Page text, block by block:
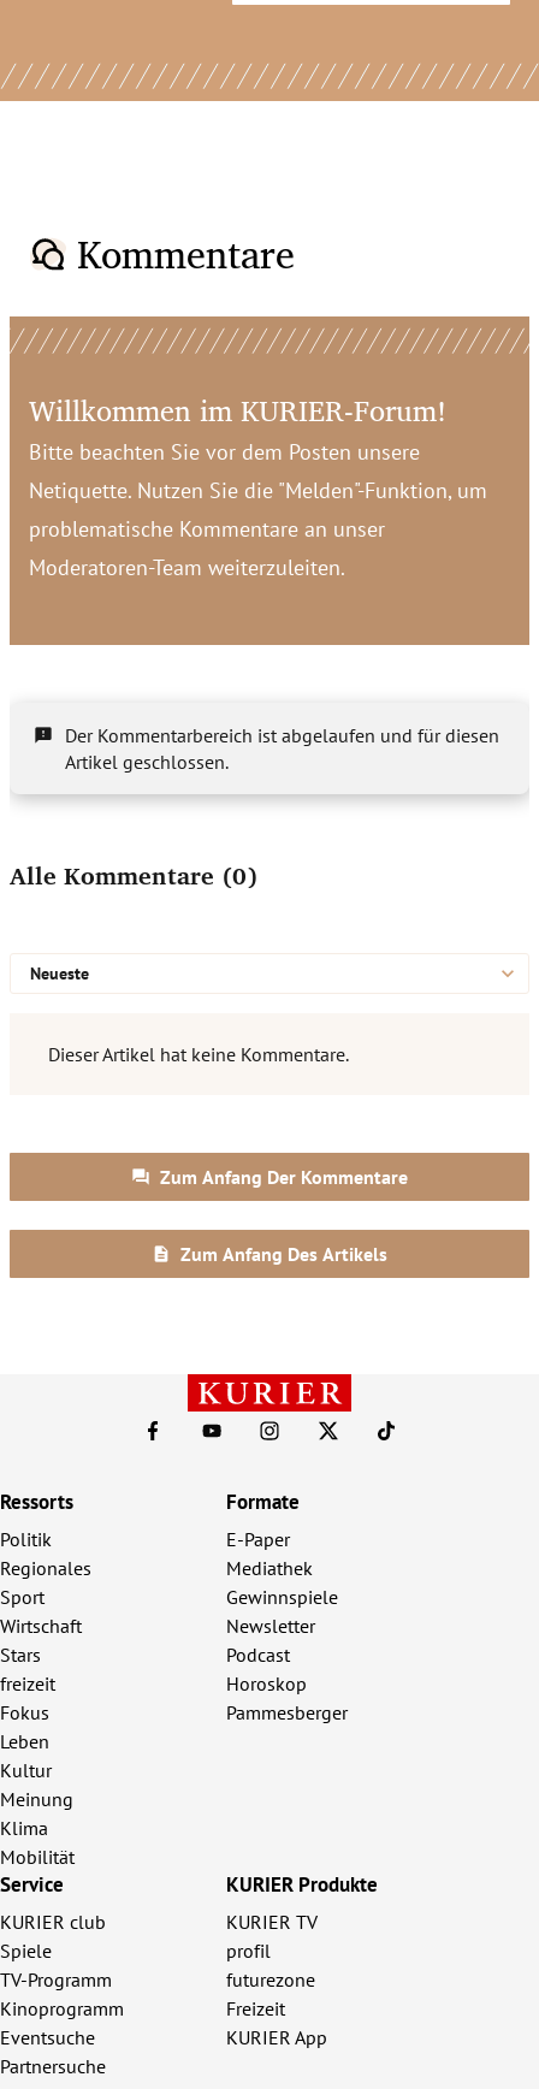
Kommentare
Ressorts
Politik
Regionales
Sport
Wirtschaft
Stars
freizeit
Fokus
Leben
Kultur
Meinung
Klima
Mobilität
Formate
E-Paper
Mediathek
Gewinnspiele
Newsletter
Podcast
Horoskop
Pammesberger
Service
KURIER club
Spiele
TV-Programm
Kinoprogramm
Eventsuche
Partnersuche
KURIER Produkte
KURIER TV
profil
futurezone
Freizeit
KURIER App